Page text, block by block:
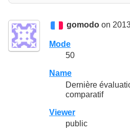
gomodo on
Mode
50
Name
Dernière
comparatif
Viewer
public